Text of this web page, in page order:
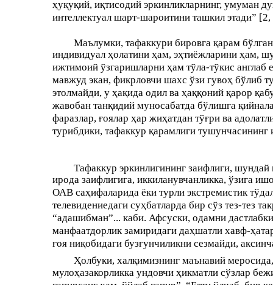
ҳуқуқий, иқтисодий эркинликларнинг, умуман
интеллектуал шарт-шароитини ташкил этади”
Маълумки, тафаккури бировга қарам
индивидуал ҳолатини ҳам, эҳтиёжларини ҳам,
ижтимоий ўзгаришларни ҳам тўла-тўкис
мавжуд экан, фикрловчи шахс ўзи гувоҳ бўлиб
этолмайди, у ҳақида одил ва ҳаққоний қарор
жавобан танқидий муносабатда бўлишга
фаразлар, ғоялар ҳар жиҳатдан тўғри ва
турибдики, тафаккур қарамлиги
Тафаккур эркинлигининг заифлиги,
ирода заифлигига, иккиланувчанликка, ўзига
ОАВ саҳифаларида ёки турли экстремистик
телевидениедаги суҳбатларда бир сўз тез-тез
“адашибман”... каби. Афсуски, одамни
манфаатдорлик замиридаги даҳшатли хавф-
ғоя ниқобидаги бузғунчиликни сезмайди,
Ҳолбуки, халқимизнинг маънавий
мулоҳазакорликка ундовчи ҳикматли сўзлар